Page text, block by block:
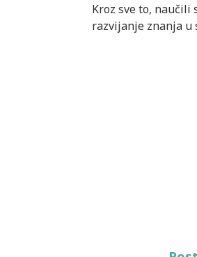
Kroz sve to,
razvijanje znanja